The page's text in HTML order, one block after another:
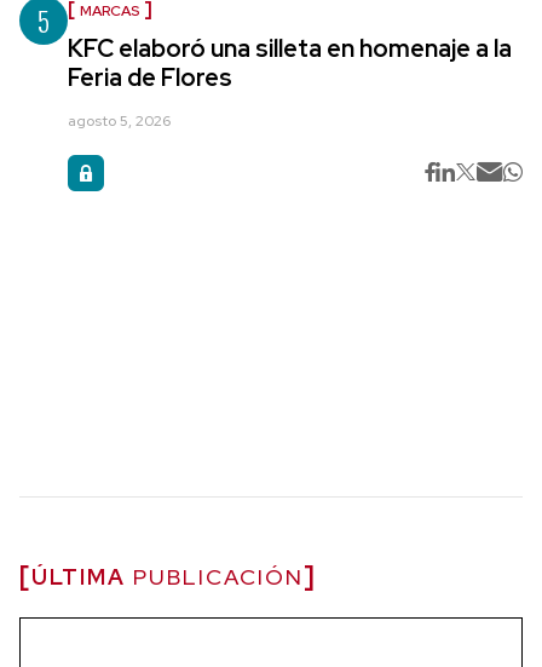
5 MARCAS
KFC elaboró una silleta en homenaje a la
Feria de Flores
agosto 5, 2026
ÚLTIMA PUBLICACIÓN